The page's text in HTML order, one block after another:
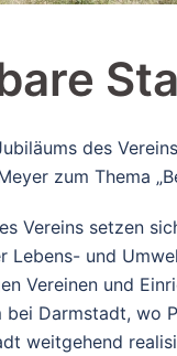
des
zum Thema
Vereins setzen
Lebens- und
Vereinen und
bei Darmstadt, wo
weitgehend